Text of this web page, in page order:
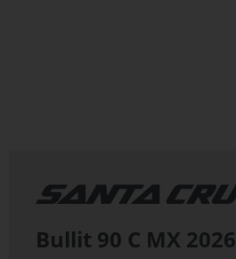
Bildergalerie
Bullit 90 C MX 2026